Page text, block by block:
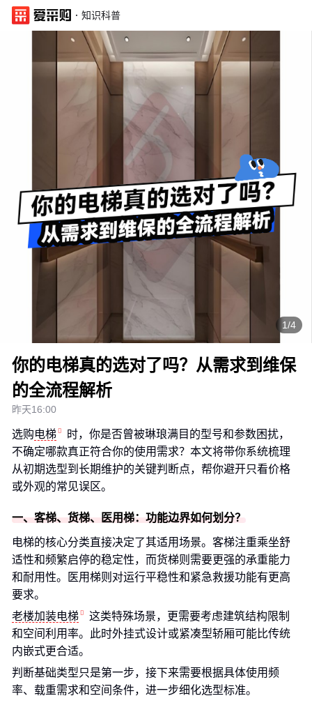
· 知识科普
1/4
你的电梯真的选对了吗？从需求到维保
的全流程解析
昨天16:00
选购电梯
时，你是否曾被琳琅满目的型号和参数困扰，
不确定哪款真正符合你的使用需求？本文将带你系统梳理
从初期选型到长期维护的关键判断点，帮你避开只看价格
或外观的常见误区。
一、客梯、货梯、医用梯：功能边界如何划分？
电梯的核心分类直接决定了其适用场景。客梯注重乘坐舒
适性和频繁启停的稳定性，而货梯则需要更强的承重能力
和耐用性。医用梯则对运行平稳性和紧急救援功能有更高
要求。
老楼加装电梯
这类特殊场景，更需要考虑建筑结构限制
和空间利用率。此时外挂式设计或紧凑型轿厢可能比传统
内嵌式更合适。
判断基础类型只是第一步，接下来需要根据具体使用频
率、载重需求和空间条件，进一步细化选型标准。